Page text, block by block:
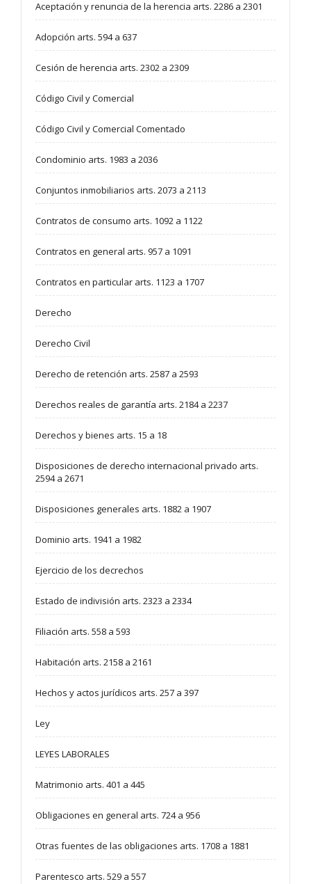
Aceptación y renuncia de la herencia arts. 2286 a 2301
Adopción arts. 594 a 637
Cesión de herencia arts. 2302 a 2309
Código Civil y Comercial
Código Civil y Comercial Comentado
Condominio arts. 1983 a 2036
Conjuntos inmobiliarios arts. 2073 a 2113
Contratos de consumo arts. 1092 a 1122
Contratos en general arts. 957 a 1091
Contratos en particular arts. 1123 a 1707
Derecho
Derecho Civil
Derecho de retención arts. 2587 a 2593
Derechos reales de garantía arts. 2184 a 2237
Derechos y bienes arts. 15 a 18
Disposiciones de derecho internacional privado arts.
2594 a 2671
Disposiciones generales arts. 1882 a 1907
Dominio arts. 1941 a 1982
Ejercicio de los decrechos
Estado de indivisión arts. 2323 a 2334
Filiación arts. 558 a 593
Habitación arts. 2158 a 2161
Hechos y actos jurídicos arts. 257 a 397
Ley
LEYES LABORALES
Matrimonio arts. 401 a 445
Obligaciones en general arts. 724 a 956
Otras fuentes de las obligaciones arts. 1708 a 1881
Parentesco arts. 529 a 557